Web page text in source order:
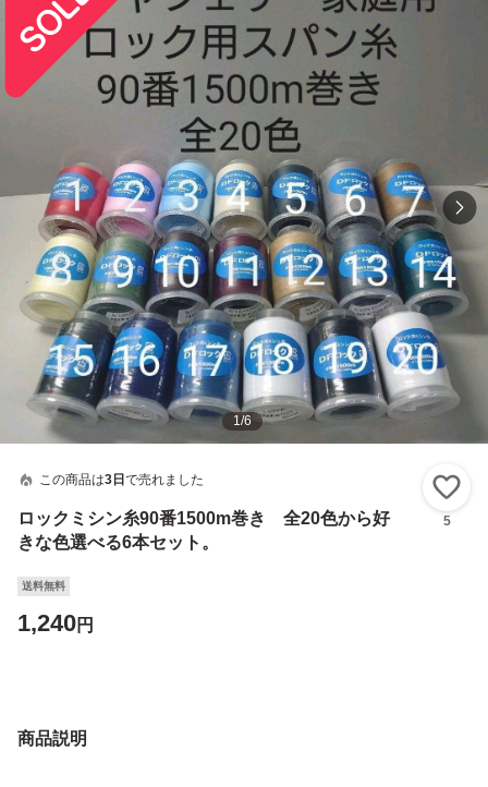
1/6
この商品は3日 で売れました
ロックミシン糸90番1500m巻き 全20色から好
きな色選べる6本セット。
5
送料無料
1,240円
商品説明